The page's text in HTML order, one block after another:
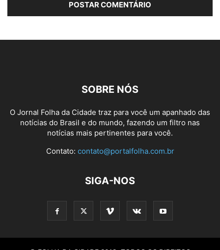
SOBRE NÓS
O Jornal Folha da Cidade traz para você um apanhado das
notícias do Brasil e do mundo, fazendo um filtro nas
notícias mais pertinentes para você.
Contato: contato@portalfolha.com.br
SIGA-NOS